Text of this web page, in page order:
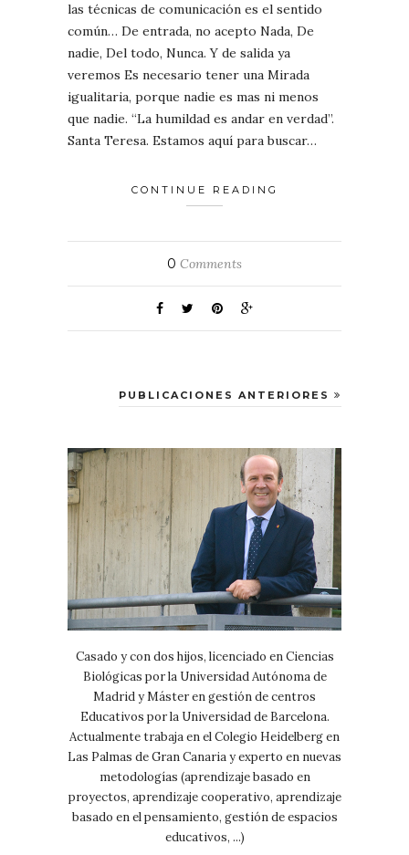
las técnicas de comunicación es el sentido
común… De entrada, no acepto Nada, De
nadie, Del todo, Nunca. Y de salida ya
veremos Es necesario tener una Mirada
igualitaria, porque nadie es mas ni menos
que nadie. “La humildad es andar en verdad”.
Santa Teresa. Estamos aquí para buscar…
CONTINUE READING
0 Comments
PUBLICACIONES ANTERIORES
Casado y con dos hijos, licenciado en Ciencias
Biológicas por la Universidad Autónoma de
Madrid y Máster en gestión de centros
Educativos por la Universidad de Barcelona.
Actualmente trabaja en el Colegio Heidelberg en
Las Palmas de Gran Canaria y experto en nuevas
metodologías (aprendizaje basado en
proyectos, aprendizaje cooperativo, aprendizaje
basado en el pensamiento, gestión de espacios
educativos, ...)